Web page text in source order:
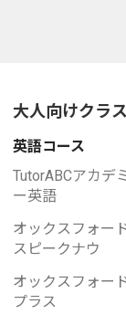
大人向けクラス
英語コース
TutorABCアカデ
ー英語
オックスフォー
スピークナウ
オックスフォー
プラス